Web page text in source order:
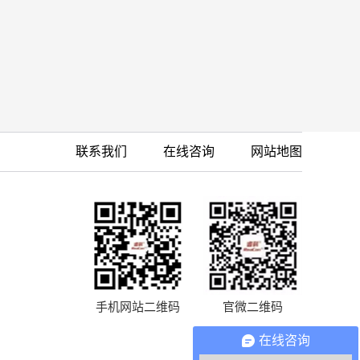
联系我们 在线咨询 网站地图
官微二维码
手机网站二维码
在线咨询